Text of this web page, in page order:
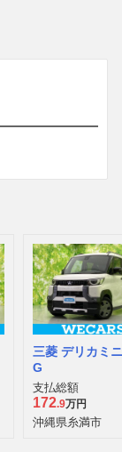
三菱 デリカミ
G
支払総額
172.9万円
沖縄県糸満市